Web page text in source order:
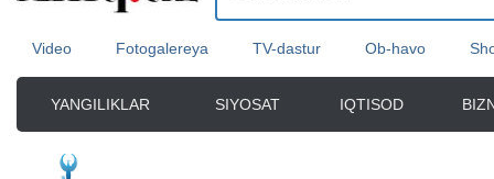
Video Fotogalereya TV-dastur Ob-havo
YANGILIKLAR SIYOSAT IQTISOD